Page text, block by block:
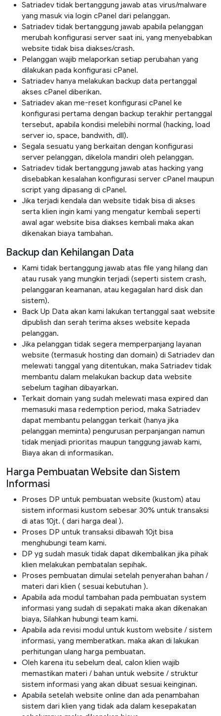
Satriadev tidak bertanggung jawab atas virus/malware
yang masuk via login cPanel dari pelanggan.
Satriadev tidak bertanggung jawab apabila pelanggan
merubah konfigurasi server saat ini, yang menyebabkan
website tidak bisa diakses/crash.
Pelanggan wajib melaporkan setiap perubahan yang
dilakukan pada konfigurasi cPanel.
Satriadev hanya melakukan backup data pertanggal
akses cPanel diberikan.
Satriadev akan me-reset konfigurasi cPanel ke
konfigurasi pertama dengan backup terakhir pertanggal
tersebut, apabila kondisi melebihi normal (hacking, load
server io, space, bandwith, dll).
Segala sesuatu yang berkaitan dengan konfigurasi
server pelanggan, dikelola mandiri oleh pelanggan.
Satriadev tidak bertanggung jawab atas hacking yang
disebabkan kesalahan konfigurasi server cPanel maupun
script yang dipasang di cPanel.
Jika terjadi kendala dan website tidak bisa di akses
serta klien ingin kami yang mengatur kembali seperti
awal agar website bisa diakses kembali maka akan
dikenakan biaya tambahan.
Backup dan Kehilangan Data
Kami tidak bertanggung jawab atas file yang hilang dan
atau rusak yang mungkin terjadi (seperti sistem crash,
pelanggaran keamanan, atau kegagalan hard disk dan
sistem).
Back Up Data akan kami lakukan tertanggal saat website
dipublish dan serah terima akses website kepada
pelanggan.
Jika pelanggan tidak segera memperpanjang layanan
website (termasuk hosting dan domain) di Satriadev dan
melewati tanggal yang ditentukan, maka Satriadev tidak
membantu dalam melakukan backup data website
sebelum tagihan dibayarkan.
Terkait domain yang sudah melewati masa expired dan
memasuki masa redemption period, maka Satriadev
dapat membantu pelanggan terkait (hanya jika
pelanggan meminta) pengurusan perpanjangan namun
tidak menjadi prioritas maupun tanggung jawab kami,
Biaya akan di informasikan.
Harga Pembuatan Website dan Sistem
Informasi
Proses DP untuk pembuatan website (kustom) atau
sistem informasi kustom sebesar 30% untuk transaksi
di atas 10jt. ( dari harga deal ).
Proses DP untuk transaksi dibawah 10jt bisa
menghubungi team kami.
DP yg sudah masuk tidak dapat dikembalikan jika pihak
klien melakukan pembatalan sepihak.
Proses pembuatan dimulai setelah penyerahan bahan /
materi dari klien ( sesuai kebutuhan ).
Apabila ada modul tambahan pada pembuatan system
informasi yang sudah di sepakati maka akan dikenakan
biaya, Silahkan hubungi team kami.
Apabila ada revisi modul untuk kustom website / sistem
informasi, yang memberatkan. maka akan di lakukan
perhitungan ulang harga pembuatan.
Oleh karena itu sebelum deal, calon klien wajib
memastikan materi / bahan untuk website / struktur
sistem informasi yang akan dibuat sesuai keinginan.
Apabila setelah website online dan ada penambahan
sistem dari klien yang tidak ada dalam kesepakatan